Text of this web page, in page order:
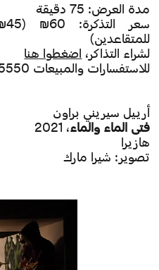
مدة العرض: 75 دقيقة
للمتقاعدين)
لشراء التذاكر، اضغطوا هنا
للاستفسارات والمبيعات 0526235550
أرييل سيريني براون
فتى الماء والماء، 2021
هازيرا
تصوير: شيرا مارك